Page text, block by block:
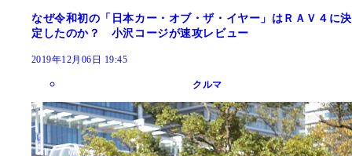
なぜ令和初の「日本カー・オブ・ザ・イヤー」はＲＡＶ４に決
定したのか？ 小沢コージが速攻レビュー
2019年12月06日 19:45
クルマ